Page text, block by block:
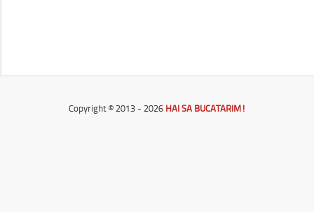
Copyright © 2013 - 2026 HAI SA BUCATARIM!